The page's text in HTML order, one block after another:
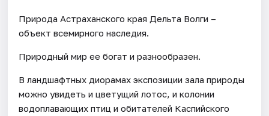
Природа Астраханского края Дельта Волги –
объект всемирного наследия.
Природный мир ее богат и разнообразен.
В ландшафтных диорамах экспозиции зала природы
можно увидеть и цветущий лотос, и колонии
водоплавающих птиц и обитателей Каспийского